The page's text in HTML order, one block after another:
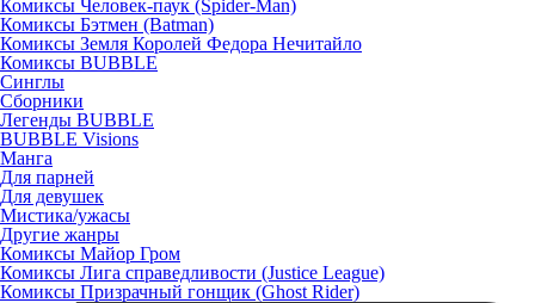
Комиксы Человек-паук (Spider-Man)
Комиксы Бэтмен (Batman)
Комиксы Земля Королей Федора Нечитайло
Комиксы BUBBLE
Синглы
Сборники
Легенды BUBBLE
BUBBLE Visions
Манга
Для парней
Для девушек
Мистика/ужасы
Другие жанры
Комиксы Майор Гром
Комиксы Лига справедливости (Justice League)
Комиксы Призрачный гонщик (Ghost Rider)